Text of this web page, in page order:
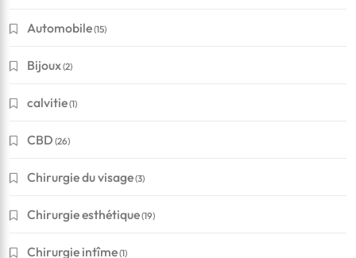
Automobile(15)
Bijoux(2)
calvitie(1)
CBD (26)
Chirurgie du visage(3)
Chirurgie esthétique(19)
Chirurgie intîme(1)